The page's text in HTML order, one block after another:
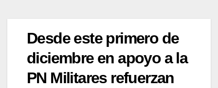
Desde este primero de
diciembre en apoyo a la
PN Militares refuerzan